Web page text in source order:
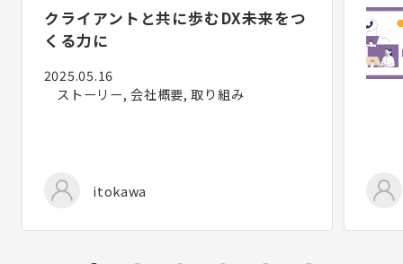
クライアントと共に歩むDX――未来をつ
くる力に
2025.05.16
ストーリー, 会社概要, 取り組み
itokawa